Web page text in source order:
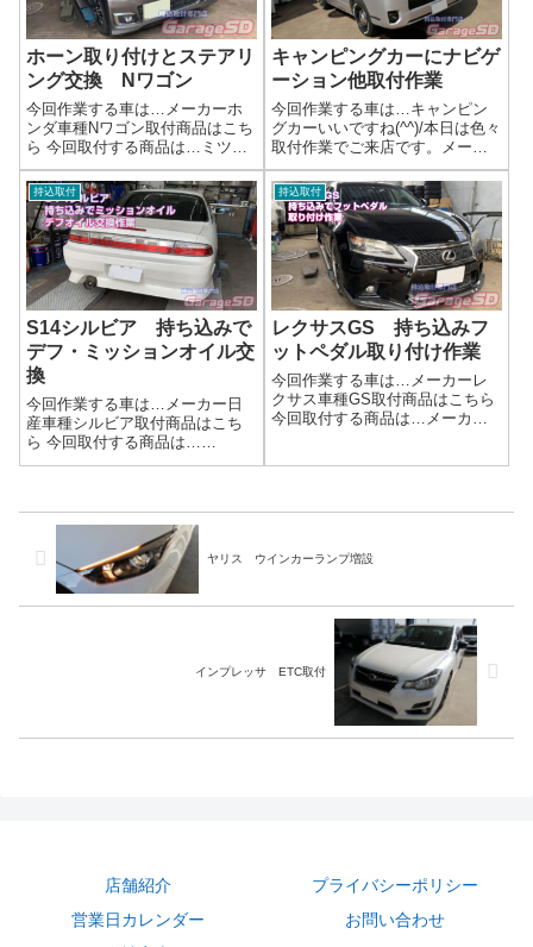
ホーン取り付けとステアリ
ング交換 Nワゴン
今回作業する車は…メーカーホ
ンダ車種Nワゴン取付商品はこち
ら 今回取付する商品は…ミツバ
ホーン 純正ステアリング作業
写真バンパーを外してホーンは
取り付けします。ステアリング
はエアバッグを気を付けて作業
しましょう～作業完了ステアリ
ング交換やホ...
キャンピングカーにナビゲ
ーション他取付作業
今回作業する車は…キャンピン
グカーいいですね(^^)/本日は色々
取付作業でご来店です。メーカ
ートヨタ車種ハイエース取付商
品はこちら 今回取付する商品
は…ナビゲーション Panasonic
CN-F1X10BGDドラレコ コムテ
ック ZDR0...
持込取付
S14シルビア 持ち込みで
デフ・ミッションオイル交
換
今回作業する車は…メーカー日
産車種シルビア取付商品はこち
ら 今回取付する商品は…
CASTROL MOTUL ミッショ
れたい場合は持ち込みで対応い
たします('ω')ノ作業写真交換完了
(^...
持込取付
レクサスGS 持ち込みフ
ットペダル取り付け作業
今回作業する車は…メーカーレ
クサス車種GS取付商品はこちら
今回取付する商品は…メーカー
まわないように、しっかり取り
ヤリス ウインカーランプ増設
インプレッサ ETC取付
店舗紹介
プライバシーポリシー
営業日カレンダー
お問い合わせ